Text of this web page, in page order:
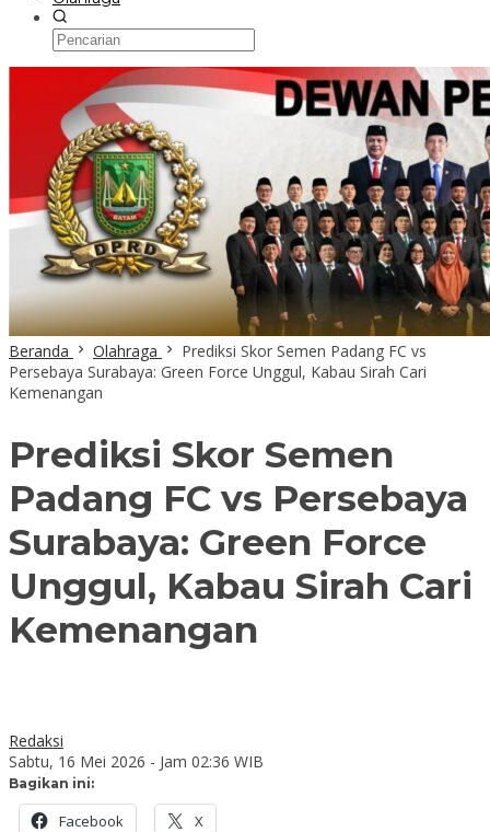
Beranda Olahraga
Prediksi Skor Semen Padang FC vs
Persebaya Surabaya: Green Force Unggul, Kabau Sirah Cari
Kemenangan
Prediksi Skor Semen
Padang FC vs Persebaya
Surabaya: Green Force
Unggul, Kabau Sirah Cari
Kemenangan
Redaksi
Sabtu, 16 Mei 2026 - Jam 02:36 WIB
Bagikan ini:
Facebook X